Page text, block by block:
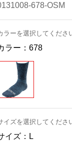
678-OSM
ラーを選択してくださ
ラー： 678
イズを選択してくださ
イズ： L